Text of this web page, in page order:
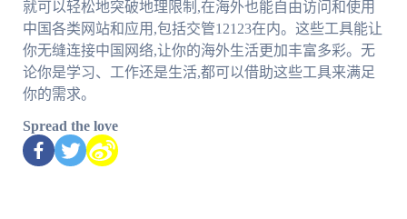
就可以轻松地突破地理限制,在海外也能自由访问和使用
中国各类网站和应用,包括交管12123在内。这些工具能让
你无缝连接中国网络,让你的海外生活更加丰富多彩。无
论你是学习、工作还是生活,都可以借助这些工具来满足
你的需求。
Spread the love